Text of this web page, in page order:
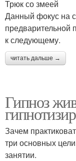
Трюк со змеей
Данный фокус на
предварительной
к следующему.
читать дальше →
Гипноз
Зачем
три основных
занятии.